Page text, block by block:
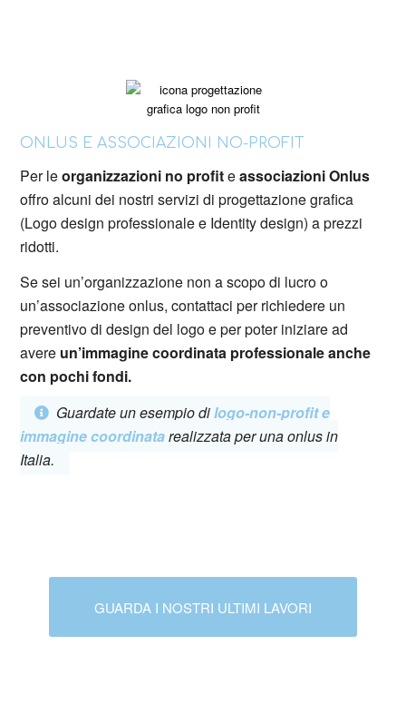
ONLUS E ASSOCIAZIONI NO-PROFIT
Per leorganizzazioni no profiteassociazioni Onlus
offro alcuni dei nostri servizi di progettazione grafica
(Logo design professionale e Identity design) a prezzi
ridotti.
Se sei un’organizzazione non a scopo di lucro o
un’associazione onlus, contattaci per richiedere un
preventivo di design del logo e per poter iniziare ad
avere un’immagine coordinata professionale anche
con pochi fondi.
Guardate un esempio dilogo-non-profit e
immagine coordinatarealizzata per una onlus in
Italia.
GUARDA I NOSTRI ULTIMI LAVORI